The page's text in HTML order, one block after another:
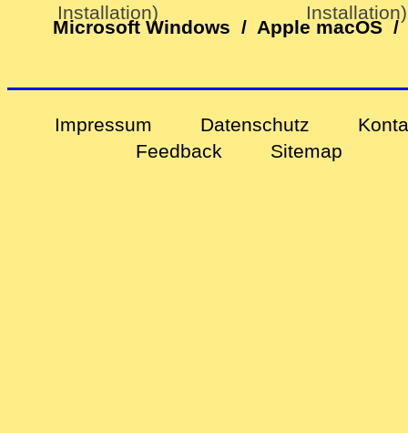
Installation)
Installation)
Microsoft Windows /Apple macOS /
Impressum Datenschutz
Feedback
Sitemap